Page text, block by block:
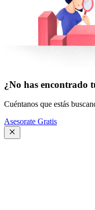
¿No has encontrado
Cuéntanos que estás
Asesorate Gratis